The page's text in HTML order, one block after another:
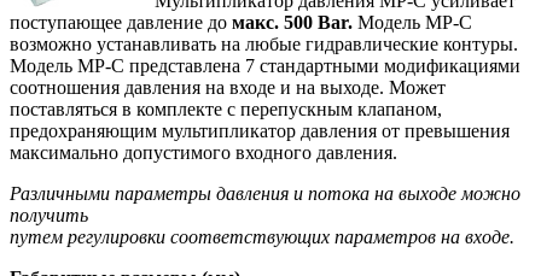
поступающее давление до макс. 500 Bar. Модель MP-С
возможно устанавливать на любые гидравлические контуры.
Модель MP-С представлена 7 стандартными модификациями
соотношения давления на входе и на выходе. Может
поставляться в комплекте с перепускным клапаном,
предохраняющим мультипликатор давления от превышения
максимально допустимого входного давления.
Различными параметры давления и потока на выходе можно
получить
путем регулировки соответствующих параметров на входе.